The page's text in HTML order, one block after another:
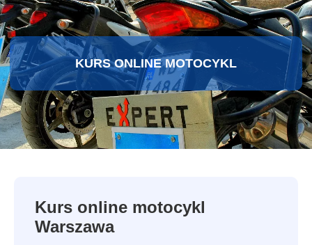
KURS ONLINE MOTOCYKL
Kurs online motocykl
Warszawa